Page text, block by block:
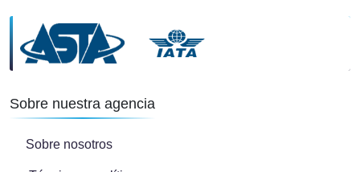
Sobre nuestra agencia
Sobre nosotros